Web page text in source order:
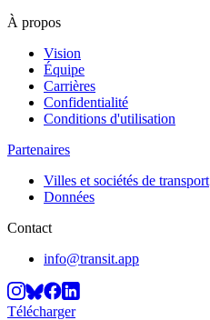
À propos
Vision
Équipe
Carrières
Confidentialité
Conditions d'utilisation
Partenaires
Villes et sociétés de transport
Données
Contact
info@transit.app
Télécharger